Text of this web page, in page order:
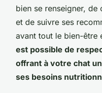
bien se renseigner,
et de suivre ses
avant tout le bien-être
est possible de
offrant à votre chat
ses besoins